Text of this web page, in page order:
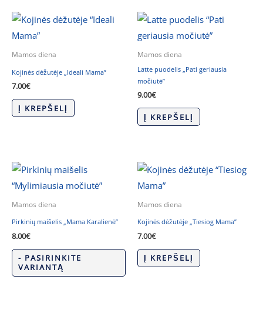
Mamos diena
Kojinės dėžutėje „Ideali Mama”
7.00€
Į KREPŠELĮ
Mamos diena
Latte puodelis „Pati geriausia
močiutė”
9.00€
Į KREPŠELĮ
Mamos diena
Pirkinių maišelis „Mama Karalienė”
8.00€
- PASIRINKITE
VARIANTĄ
Mamos diena
Kojinės dėžutėje „Tiesiog Mama”
7.00€
Į KREPŠELĮ